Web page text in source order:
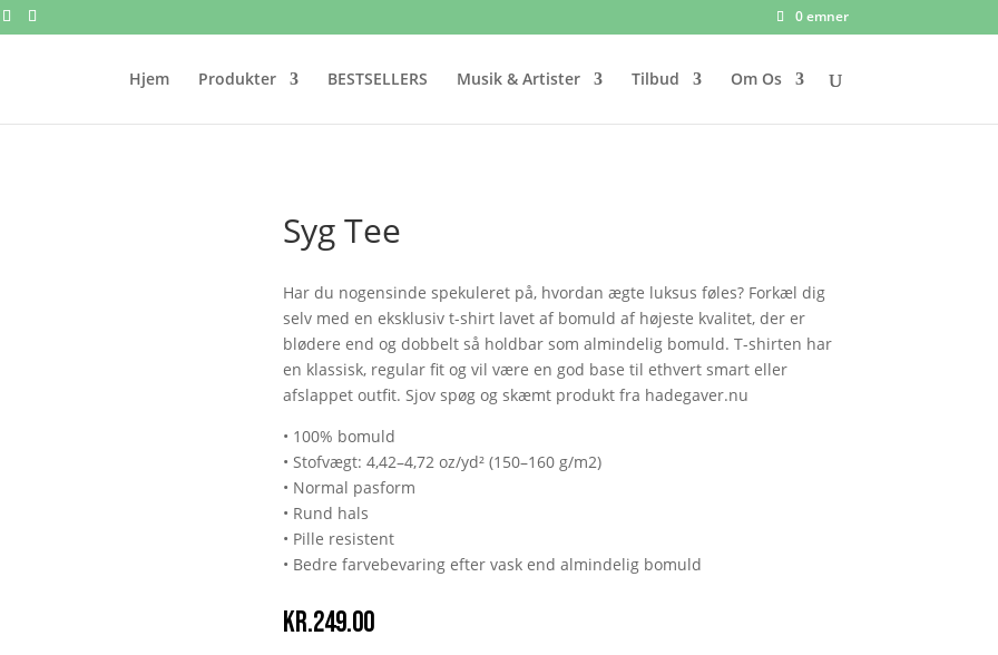
0 emner
Hjem Produkter BESTSELLERS Musik & Artister Tilbud Om Os
Syg Tee
Har du nogensinde spekuleret på, hvordan ægte luksus føles? Forkæl dig
selv med en eksklusiv t-shirt lavet af bomuld af højeste kvalitet, der er
blødere end og dobbelt så holdbar som almindelig bomuld. T-shirten har
en klassisk, regular fit og vil være en god base til ethvert smart eller
afslappet outfit. Sjov spøg og skæmt produkt fra hadegaver.nu
• 100% bomuld
• Stofvægt: 4,42–4,72 oz/yd² (150–160 g/m2)
• Normal pasform
• Rund hals
• Pille resistent
• Bedre farvebevaring efter vask end almindelig bomuld
kr.249.00